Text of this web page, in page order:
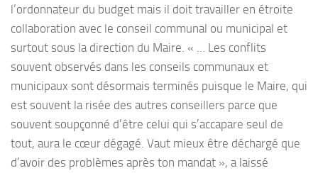
l’ordonnateur du budget mais il doit travailler en étroite
collaboration avec le conseil communal ou municipal et
surtout sous la direction du Maire. « … Les conflits
souvent observés dans les conseils communaux et
municipaux sont désormais terminés puisque le Maire, qui
est souvent la risée des autres conseillers parce que
souvent soupçonné d’être celui qui s’accapare seul de
tout, aura le cœur dégagé. Vaut mieux être déchargé que
d’avoir des problèmes après ton mandat », a laissé